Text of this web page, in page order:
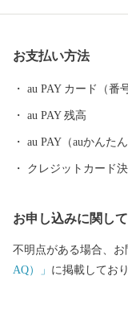
づくりにご協力いただ
も、市外でご活躍さ
す。 全国の皆様か
お支払い方法
au PAY カード（番
au PAY 残高
au PAY（auかんた
クレジットカード
お申し込みに関して
不明点がある場合、
AQ）」 に掲載してお